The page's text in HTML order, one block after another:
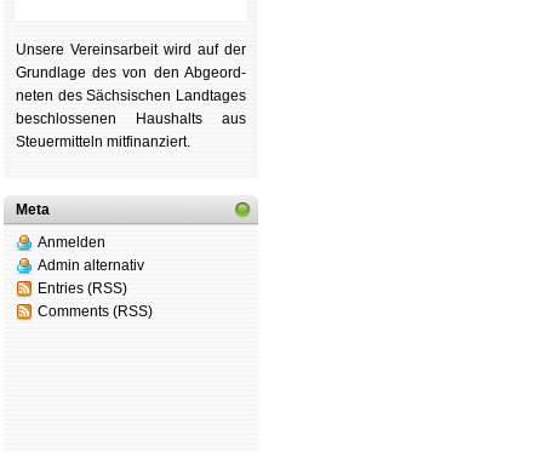
Unsere Ver­eins­ar­beit wird auf der
Grund­lage des von den Ab­ge­ord­
ne­ten des Säch­si­schen Land­tages
be­schlos­se­nen Haus­halts aus
Steu­er­mitteln mit­fi­nan­ziert.
Meta
Anmelden
Admin alternativ
Entries (RSS)
Comments (RSS)